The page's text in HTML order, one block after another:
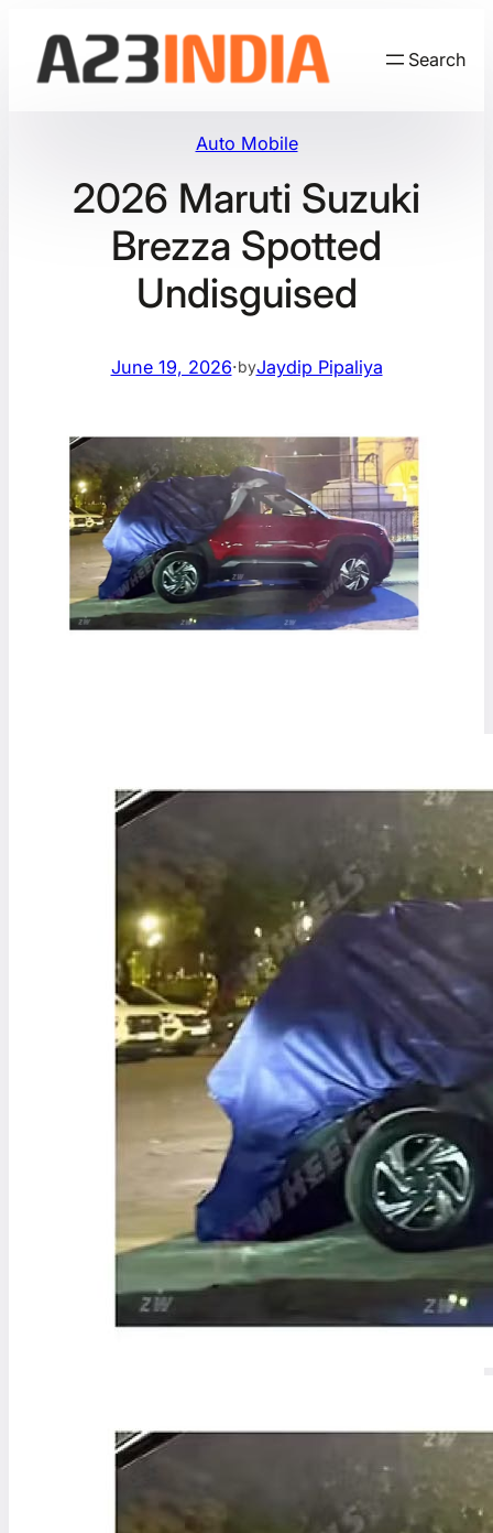
content
Search
Auto Mobile
2026 Maruti Suzuki
Brezza Spotted
Undisguised
June 19, 2026·byJaydip Pipaliya